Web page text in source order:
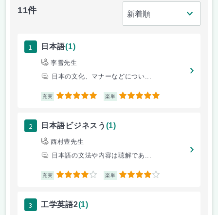
11件
1 日本語(1)
李雪先生
日本の文化、マナーなどについ...
充実 5 楽単 5
2 日本語ビジネスう (1)
西村豊先生
日本語の文法や内容は聴解であ...
充実 4 楽単 4
3 工学英語2(1)